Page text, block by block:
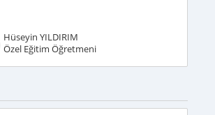
Hüseyin YILDIRIM
Özel Eğitim Öğretmeni